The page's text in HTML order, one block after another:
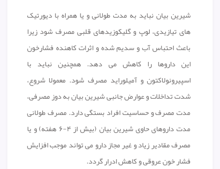
شیرین بیان نباید به مدت طولانی و یا همراه با دیورتیک
های تیازیدی، لوپ و گلیکوزیدهای قلبی مصرف شود زیرا
باعث احتباس آب و سدیم شده و اثرات کاهنده فشارخون
این داروها را کاهش می دهد. همچنین نباید با
اسپیرونولاکتون و آمیلوراید مصرف شود. معمولا شروع،
شدت تداخلات و عوارض جانبی شیرین بیان به دوز مصرفی،
مدت مصرف و حساسیت افراد بستگی دارد. مصرف طولانی
مدت داروهای حاوی شیرین بیان (بیش از ۴-۶ هفته) و یا
مصرف مقادیر زیاد و غیر مجاز دارو می تواند موجب افزایش
فشار خون عروقی و کاهش ادرار گردد.